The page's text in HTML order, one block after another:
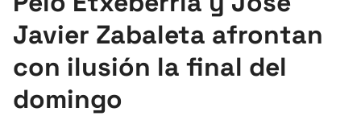
Pelota
Remo
Javier Zabaleta afrontan
con ilusión la final del
domingo